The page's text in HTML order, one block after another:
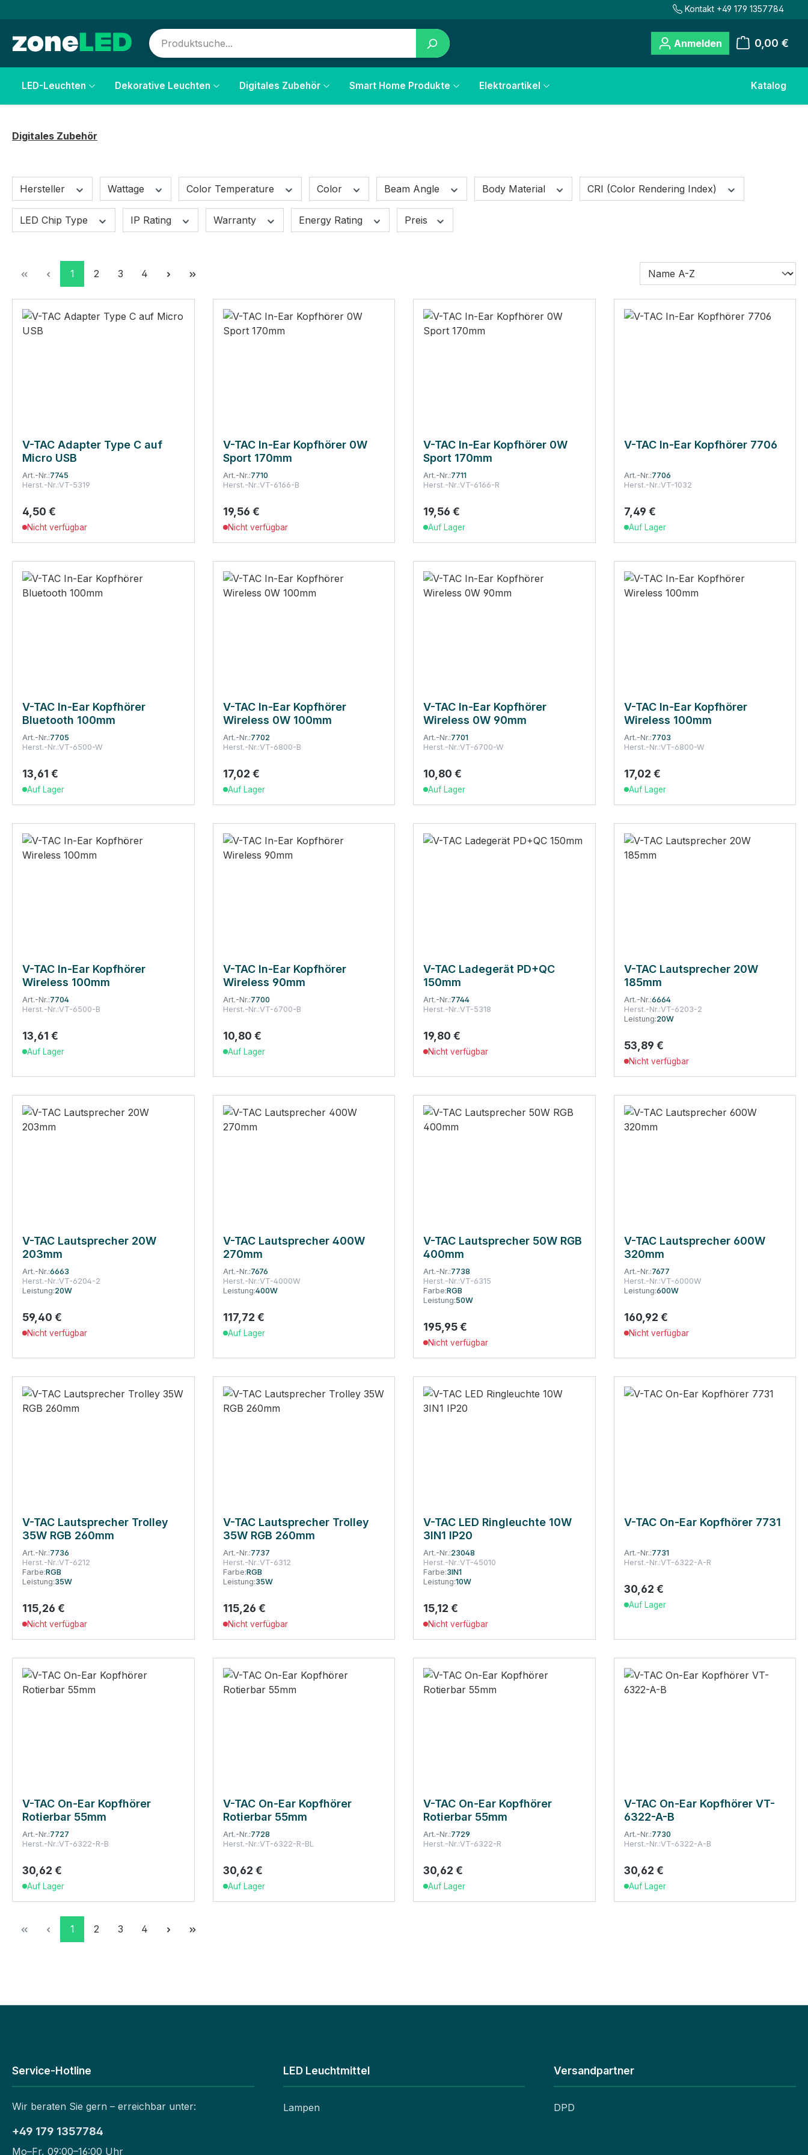
Kontakt +49 179 1357784
Anmelden 0,00 €
LED-Leuchten Dekorative Leuchten Digitales Zubehör Smart Home Produkte Elektroartikel Katalog
Digitales Zubehör
Hersteller Wattage Color Temperature Color Beam Angle Body Material CRI (Color Rendering Index)
LED Chip Type IP Rating Warranty Energy Rating Preis
Seite
1 Seite
2 Seite
3 Seite
4
V-TAC Adapter Type C auf
Micro USB
Art.-Nr.:7745
Herst.-Nr.:VT-5319
Regulärer Preis:
4,50 €
Nicht verfügbar
V-TAC In-Ear Kopfhörer 0W
Sport 170mm
Art.-Nr.:7710
Herst.-Nr.:VT-6166-B
Regulärer Preis:
19,56 €
Nicht verfügbar
V-TAC In-Ear Kopfhörer 0W
Sport 170mm
Art.-Nr.:7711
Herst.-Nr.:VT-6166-R
Regulärer Preis:
19,56 €
Auf Lager
V-TAC In-Ear Kopfhörer 7706
Art.-Nr.:7706
Herst.-Nr.:VT-1032
Regulärer Preis:
7,49 €
Auf Lager
V-TAC In-Ear Kopfhörer
Bluetooth 100mm
Art.-Nr.:7705
Herst.-Nr.:VT-6500-W
Regulärer Preis:
13,61 €
Auf Lager
V-TAC In-Ear Kopfhörer
Wireless 0W 100mm
Art.-Nr.:7702
Herst.-Nr.:VT-6800-B
Regulärer Preis:
17,02 €
Auf Lager
V-TAC In-Ear Kopfhörer
Wireless 0W 90mm
Art.-Nr.:7701
Herst.-Nr.:VT-6700-W
Regulärer Preis:
10,80 €
Auf Lager
V-TAC In-Ear Kopfhörer
Wireless 100mm
Art.-Nr.:7703
Herst.-Nr.:VT-6800-W
Regulärer Preis:
17,02 €
Auf Lager
V-TAC In-Ear Kopfhörer
Wireless 100mm
Art.-Nr.:7704
Herst.-Nr.:VT-6500-B
Regulärer Preis:
13,61 €
Auf Lager
V-TAC In-Ear Kopfhörer
Wireless 90mm
Art.-Nr.:7700
Herst.-Nr.:VT-6700-B
Regulärer Preis:
10,80 €
Auf Lager
V-TAC Ladegerät PD+QC
150mm
Art.-Nr.:7744
Herst.-Nr.:VT-5318
Regulärer Preis:
19,80 €
Nicht verfügbar
V-TAC Lautsprecher 20W
185mm
Art.-Nr.:6664
Herst.-Nr.:VT-6203-2
Leistung:20W
Regulärer Preis:
53,89 €
Nicht verfügbar
V-TAC Lautsprecher 20W
203mm
Art.-Nr.:6663
Herst.-Nr.:VT-6204-2
Leistung:20W
Regulärer Preis:
59,40 €
Nicht verfügbar
V-TAC Lautsprecher 400W
270mm
Art.-Nr.:7676
Herst.-Nr.:VT-4000W
Leistung:400W
Regulärer Preis:
117,72 €
Auf Lager
V-TAC Lautsprecher 50W RGB
400mm
Art.-Nr.:7738
Herst.-Nr.:VT-6315
Farbe:RGB
Leistung:50W
Regulärer Preis:
195,95 €
Nicht verfügbar
V-TAC Lautsprecher 600W
320mm
Art.-Nr.:7677
Herst.-Nr.:VT-6000W
Leistung:600W
Regulärer Preis:
160,92 €
Nicht verfügbar
V-TAC Lautsprecher Trolley
35W RGB 260mm
Art.-Nr.:7736
Herst.-Nr.:VT-6212
Farbe:RGB
Leistung:35W
Regulärer Preis:
115,26 €
Nicht verfügbar
V-TAC Lautsprecher Trolley
35W RGB 260mm
Art.-Nr.:7737
Herst.-Nr.:VT-6312
Farbe:RGB
Leistung:35W
Regulärer Preis:
115,26 €
Nicht verfügbar
V-TAC LED Ringleuchte 10W
3IN1 IP20
Art.-Nr.:23048
Herst.-Nr.:VT-45010
Farbe:3IN1
Leistung:10W
Regulärer Preis:
15,12 €
Nicht verfügbar
V-TAC On-Ear Kopfhörer 7731
Art.-Nr.:7731
Herst.-Nr.:VT-6322-A-R
Regulärer Preis:
30,62 €
Auf Lager
V-TAC On-Ear Kopfhörer
Rotierbar 55mm
Art.-Nr.:7727
Herst.-Nr.:VT-6322-R-B
Regulärer Preis:
30,62 €
Auf Lager
V-TAC On-Ear Kopfhörer
Rotierbar 55mm
Art.-Nr.:7728
Herst.-Nr.:VT-6322-R-BL
Regulärer Preis:
30,62 €
Auf Lager
V-TAC On-Ear Kopfhörer
Rotierbar 55mm
Art.-Nr.:7729
Herst.-Nr.:VT-6322-R
Regulärer Preis:
30,62 €
Auf Lager
V-TAC On-Ear Kopfhörer VT-
6322-A-B
Art.-Nr.:7730
Herst.-Nr.:VT-6322-A-B
Regulärer Preis:
30,62 €
Auf Lager
Seite
1 Seite
2 Seite
3 Seite
4
Service-Hotline
Wir beraten Sie gern – erreichbar unter:
+49 179 1357784
Mo–Fr, 09:00–16:00 Uhr
LED Leuchtmittel
Lampen
Versandpartner
DPD